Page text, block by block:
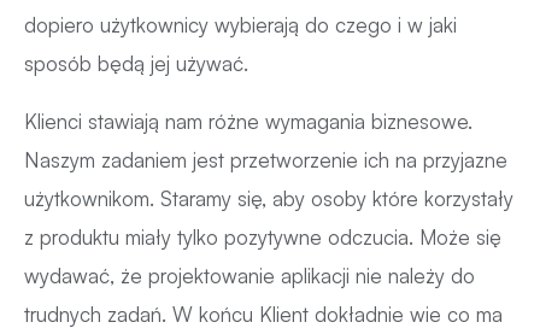
dopiero użytkownicy wybierają do czego i w jaki
sposób będą jej używać.
Klienci stawiają nam różne wymagania biznesowe.
Naszym zadaniem jest przetworzenie ich na przyjazne
użytkownikom. Staramy się, aby osoby które korzystały
z produktu miały tylko pozytywne odczucia. Może się
wydawać, że projektowanie aplikacji nie należy do
trudnych zadań. W końcu Klient dokładnie wie co ma